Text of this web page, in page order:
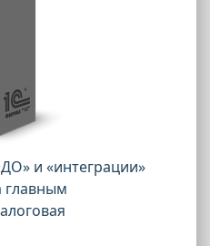
и «интеграции»
главным